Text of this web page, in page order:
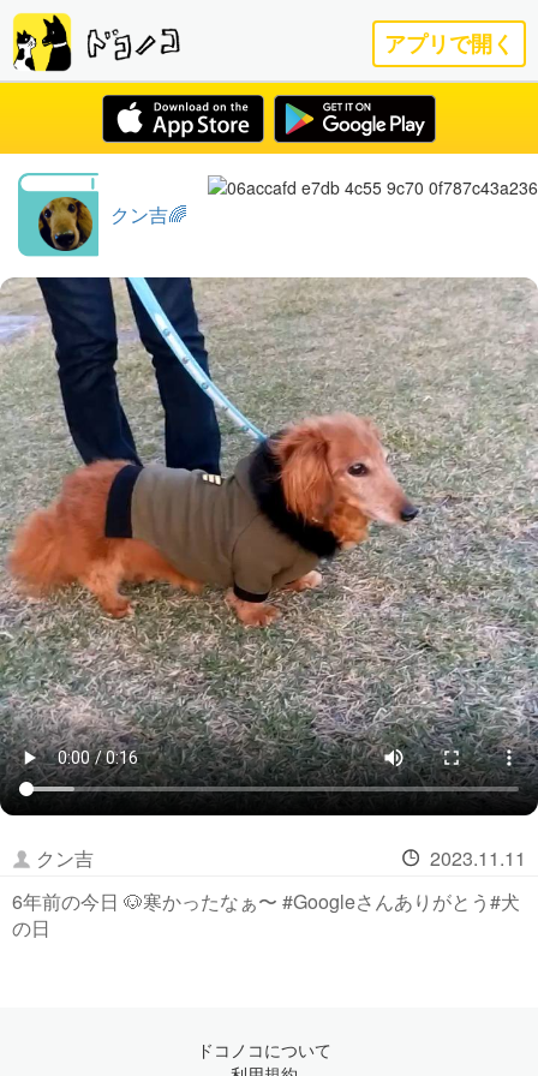
アプリで開く
クン吉🌈
クン吉
2023.11.11
6年前の今日 🐶寒かったなぁ〜 #Googleさんありがとう#犬
の日
ドコノコについて